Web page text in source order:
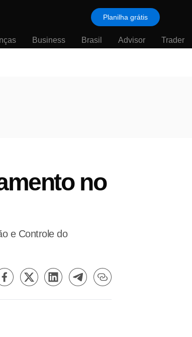
Planilha grátis
Business Brasil Advisor Trader
no
e Controle do